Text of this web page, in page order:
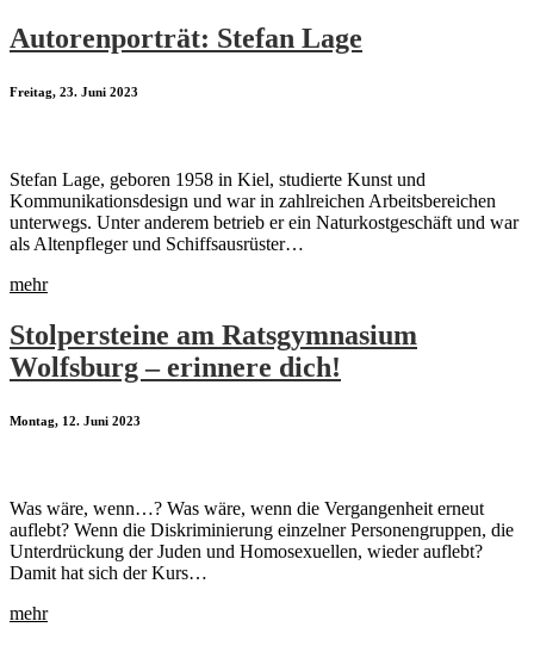
Autorenporträt: Stefan Lage
Freitag, 23. Juni 2023
Stefan Lage, geboren 1958 in Kiel, studierte Kunst und
Kommunikationsdesign und war in zahlreichen Arbeitsbereichen
unterwegs. Unter anderem betrieb er ein Naturkostgeschäft und war
als Altenpfleger und Schiffsausrüster…
mehr
Stolpersteine am Ratsgymnasium
Wolfsburg – erinnere dich!
Montag, 12. Juni 2023
Was wäre, wenn…? Was wäre, wenn die Vergangenheit erneut
auflebt? Wenn die Diskriminierung einzelner Personengruppen, die
Unterdrückung der Juden und Homosexuellen, wieder auflebt?
Damit hat sich der Kurs…
mehr